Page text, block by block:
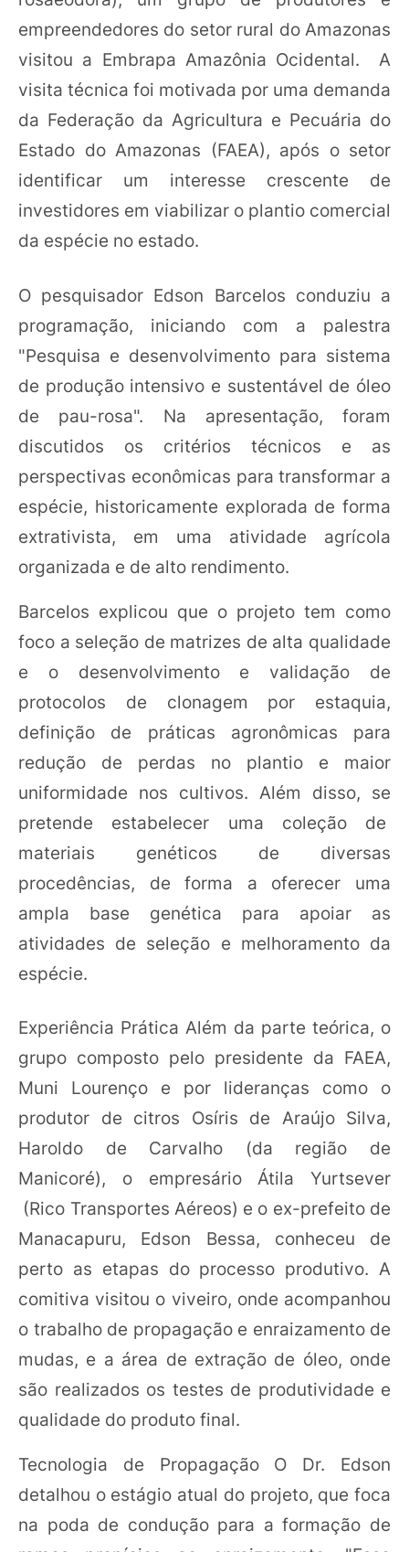
empreendedores do setor rural do Amazonas
visitou a Embrapa Amazônia Ocidental. A
visita técnica foi motivada por uma demanda
da Federação da Agricultura e Pecuária do
Estado do Amazonas (FAEA), após o setor
identificar um interesse crescente de
investidores em viabilizar o plantio comercial
da espécie no estado.
O pesquisador Edson Barcelos conduziu a
programação, iniciando com a palestra
"Pesquisa e desenvolvimento para sistema
de produção intensivo e sustentável de óleo
de pau-rosa". Na apresentação, foram
discutidos os critérios técnicos e as
perspectivas econômicas para transformar a
espécie, historicamente explorada de forma
extrativista, em uma atividade agrícola
organizada e de alto rendimento.
Barcelos explicou que o projeto tem como
foco a seleção de matrizes de alta qualidade
e o desenvolvimento e validação de
protocolos de clonagem por estaquia,
definição de práticas agronômicas para
redução de perdas no plantio e maior
uniformidade nos cultivos. Além disso, se
pretende estabelecer uma coleção de
materiais genéticos de diversas
procedências, de forma a oferecer uma
ampla base genética para apoiar as
atividades de seleção e melhoramento da
espécie.
Experiência Prática Além da parte teórica, o
grupo composto pelo presidente da FAEA,
Muni Lourenço e por lideranças como o
produtor de citros Osíris de Araújo Silva,
Haroldo de Carvalho (da região de
Manicoré), o empresário Átila Yurtsever
(Rico Transportes Aéreos) e o ex-prefeito de
Manacapuru, Edson Bessa, conheceu de
perto as etapas do processo produtivo. A
comitiva visitou o viveiro, onde acompanhou
o trabalho de propagação e enraizamento de
mudas, e a área de extração de óleo, onde
são realizados os testes de produtividade e
qualidade do produto final.
Tecnologia de Propagação O Dr. Edson
detalhou o estágio atual do projeto, que foca
na poda de condução para a formação de